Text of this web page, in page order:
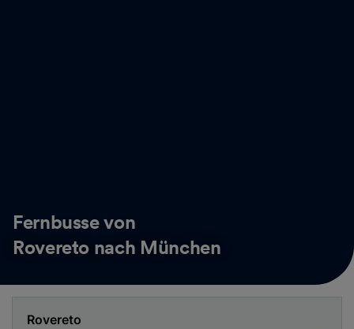
Fernbusse von
Rovereto nach München